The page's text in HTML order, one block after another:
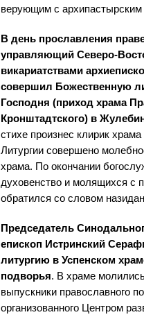
верующим с
В день прославления
управляющий Северо-
викариатствами
совершил Божественную
Господня (приход храма
Кронштадтского) в
стихе произнес клирик
Литургии совершено
храма. По окончании
духовенство и молящихся с
обратился со словом
Председатель
епископ Истринский
литургию в Успенском
подворья. В храме
выпускники православного
организованного Центром